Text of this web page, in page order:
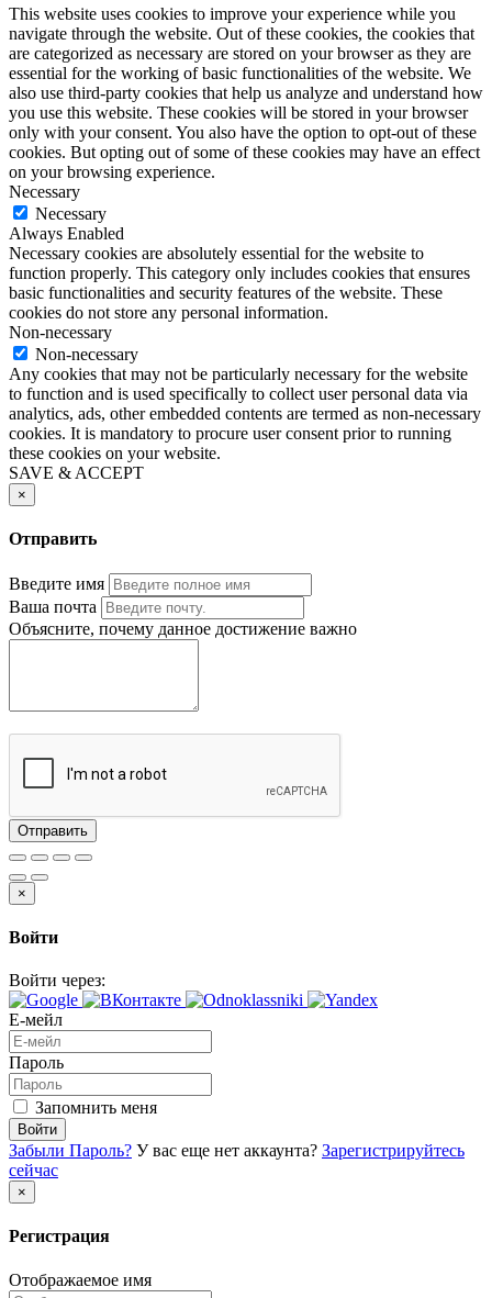
This website uses cookies to improve your experience while you
navigate through the website. Out of these cookies, the cookies that
are categorized as necessary are stored on your browser as they are
essential for the working of basic functionalities of the website. We
also use third-party cookies that help us analyze and understand how
you use this website. These cookies will be stored in your browser
only with your consent. You also have the option to opt-out of these
cookies. But opting out of some of these cookies may have an effect
on your browsing experience.
Necessary
Necessary
Always Enabled
Necessary cookies are absolutely essential for the website to
function properly. This category only includes cookies that ensures
basic functionalities and security features of the website. These
cookies do not store any personal information.
Non-necessary
Non-necessary
Any cookies that may not be particularly necessary for the website
to function and is used specifically to collect user personal data via
analytics, ads, other embedded contents are termed as non-necessary
cookies. It is mandatory to procure user consent prior to running
these cookies on your website.
SAVE & ACCEPT
×
Отправить
Введите имя
Ваша почта
Объясните, почему данное достижение важно
Отправить
×
Войти
Войти через:
Е-мейл
Пароль
Запомнить меня
Войти
Забыли Пароль? У вас еще нет аккаунта? Зарегистрируйтесь
сейчас
×
Регистрация
Отображаемое имя